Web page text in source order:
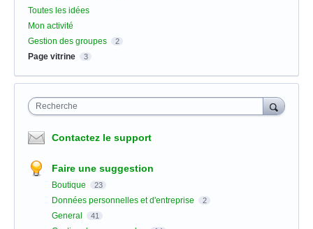
Toutes les idées
Mon activité
Gestion des groupes
2
Page vitrine 3
Recherche
Contactez le support
Faire une suggestion
Boutique 23
Données personnelles et d'entreprise 2
General 41